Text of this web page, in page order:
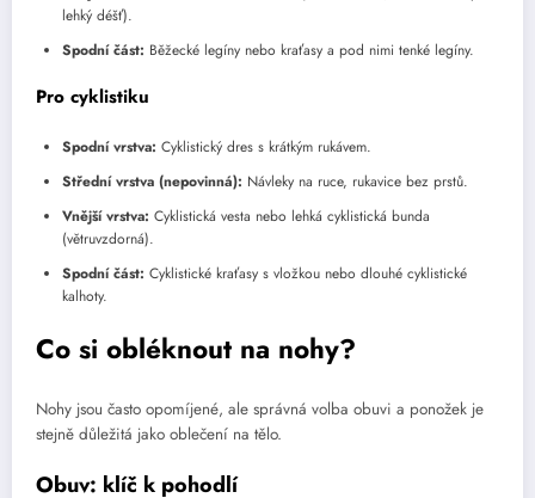
lehký déšť).
Spodní část: Běžecké legíny nebo kraťasy a pod nimi tenké legíny.
Pro cyklistiku
Spodní vrstva: Cyklistický dres s krátkým rukávem.
Střední vrstva (nepovinná): Návleky na ruce, rukavice bez prstů.
Vnější vrstva: Cyklistická vesta nebo lehká cyklistická bunda
(větruvzdorná).
Spodní část: Cyklistické kraťasy s vložkou nebo dlouhé cyklistické
kalhoty.
Co si obléknout na nohy?
Nohy jsou často opomíjené, ale správná volba obuvi a ponožek je
stejně důležitá jako oblečení na tělo.
Obuv: klíč k pohodlí